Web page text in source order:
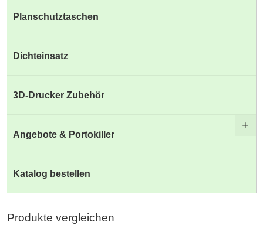
Planschutztaschen
Dichteinsatz
3D-Drucker Zubehör
Angebote & Portokiller
Katalog bestellen
Produkte vergleichen